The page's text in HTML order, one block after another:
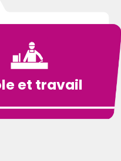
et travail